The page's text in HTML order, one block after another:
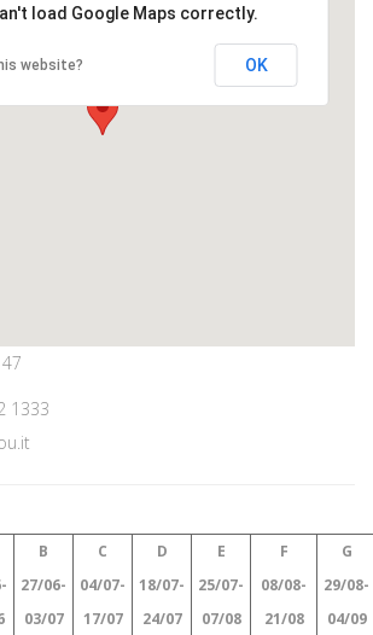
load Google Maps correctly.
website? OK
1333
B
27/06-
03/07
C
04/07-
17/07
D
18/07-
24/07
E
25/07-
07/08
F
08/08-
21/08
G
29/08-
04/09